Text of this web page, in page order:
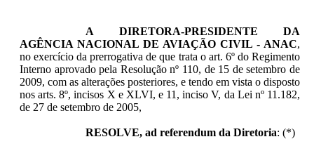
A
DIRETORA-PRESIDENTE DA
AGÊNCIA NACIONAL DE AVIAÇÃO CIVIL - ANAC,
no exercício da prerrogativa de que trata o art. 6º do Regimento
Interno aprovado pela Resolução nº 110, de 15 de setembro de
2009, com as alterações posteriores, e tendo em vista o disposto
nos arts. 8º, incisos X e XLVI, e 11, inciso V, da Lei nº 11.182,
de 27 de setembro de 2005,
RESOLVE, ad referendum da Diretoria: (*)